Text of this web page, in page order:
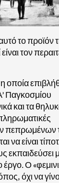
το προϊόν
τον
οποία
Παγκοσμίου
και τα
πεπρωμένων
να είναι
εκπαιδεύσει
έργο. Ο
όχι να